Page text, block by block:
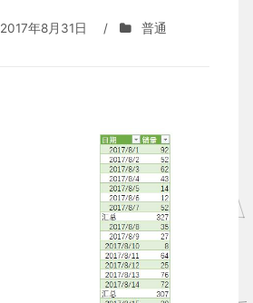
2017年8月31日 / 普通